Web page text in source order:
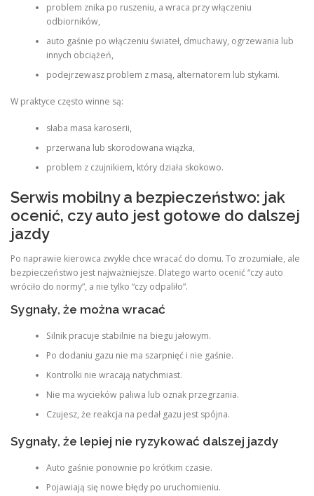
problem znika po ruszeniu, a wraca przy włączeniu
odbiorników,
auto gaśnie po włączeniu świateł, dmuchawy, ogrzewania lub
innych obciążeń,
podejrzewasz problem z masą, alternatorem lub stykami.
W praktyce często winne są:
słaba masa karoserii,
przerwana lub skorodowana wiązka,
problem z czujnikiem, który działa skokowo.
Serwis mobilny a bezpieczeństwo: jak
ocenić, czy auto jest gotowe do dalszej
jazdy
Po naprawie kierowca zwykle chce wracać do domu. To zrozumiałe, ale
bezpieczeństwo jest najważniejsze. Dlatego warto ocenić “czy auto
wróciło do normy”, a nie tylko “czy odpaliło”.
Sygnały, że można wracać
Silnik pracuje stabilnie na biegu jałowym.
Po dodaniu gazu nie ma szarpnięć i nie gaśnie.
Kontrolki nie wracają natychmiast.
Nie ma wycieków paliwa lub oznak przegrzania.
Czujesz, że reakcja na pedał gazu jest spójna.
Sygnały, że lepiej nie ryzykować dalszej jazdy
Auto gaśnie ponownie po krótkim czasie.
Pojawiają się nowe błędy po uruchomieniu.